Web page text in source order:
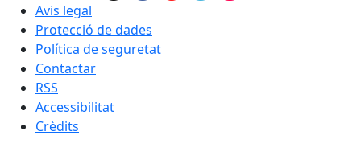
Avis legal
Protecció de dades
Política de seguretat
Contactar
RSS
Accessibilitat
Crèdits